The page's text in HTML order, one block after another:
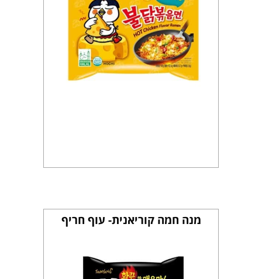
מנה חמה קוריאנית- עוף חריף